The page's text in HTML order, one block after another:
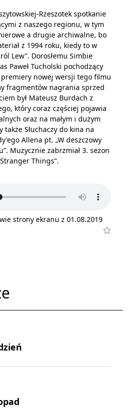
Rzeszotek spotkanie
z naszego regionu, w tym
a drugie archiwalne, bo
z 1994 roku, kiedy to w
Lew”. Dorosłemu Simbie
Paweł Tucholski pochodzący
premiery nowej wersji tego filmu
fragmentów nagrania sprzed
był Mateusz Burdach z
który coraz częściej pojawia
oraz na małym i dużym
Słuchaczy do kina na
Allena pt. „W deszczowy
Muzycznie zabrzmiał 3. sezon
Things”.
strony ekranu z 01.08.2019